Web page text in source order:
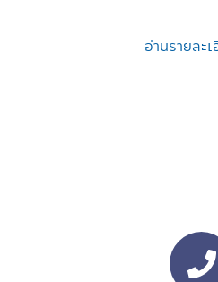
อ่านรายละ